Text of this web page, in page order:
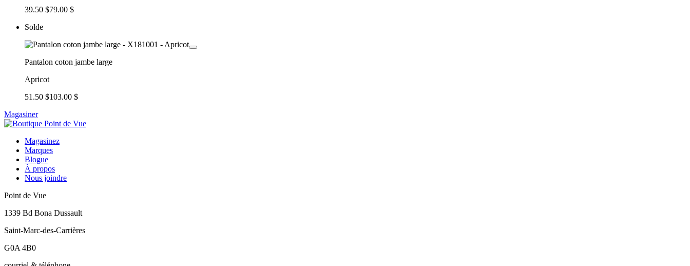
39.50 $79.00 $
Solde
Pantalon coton jambe large
Apricot
51.50 $103.00 $
Magasiner
Magasinez
Marques
Blogue
À propos
Nous joindre
Point de Vue
1339 Bd Bona Dussault
Saint-Marc-des-Carrières
G0A 4B0